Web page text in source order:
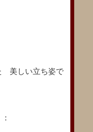
美しい立ち姿で